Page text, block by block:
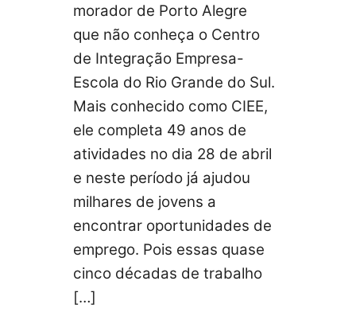
morador de Porto Alegre
que não conheça o Centro
de Integração Empresa-
Escola do Rio Grande do Sul.
Mais conhecido como CIEE,
ele completa 49 anos de
atividades no dia 28 de abril
e neste período já ajudou
milhares de jovens a
encontrar oportunidades de
emprego. Pois essas quase
cinco décadas de trabalho
[…]